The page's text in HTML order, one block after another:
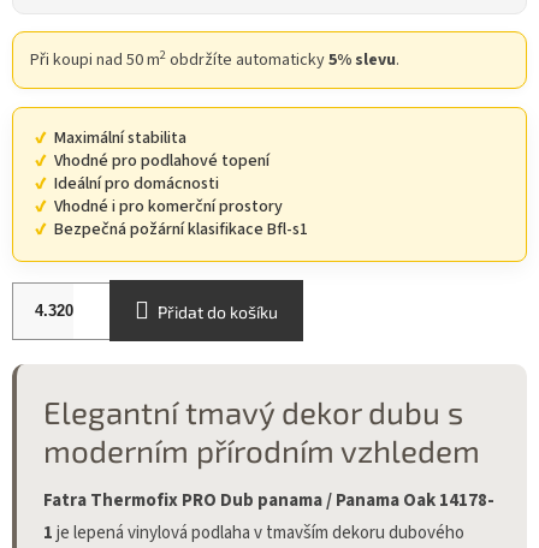
Při koupi nad 50 m2 obdržíte automaticky5% slevu.
Maximální stabilita
Vhodné pro podlahové topení
Ideální pro domácnosti
Vhodné i pro komerční prostory
Bezpečná požární klasifikace Bfl-s1
Přidat do košíku
Elegantní tmavý dekor dubu s
moderním přírodním vzhledem
Fatra Thermofix PRO Dub panama / Panama Oak 14178-
1je lepená vinylová podlaha v tmavším dekoru dubového